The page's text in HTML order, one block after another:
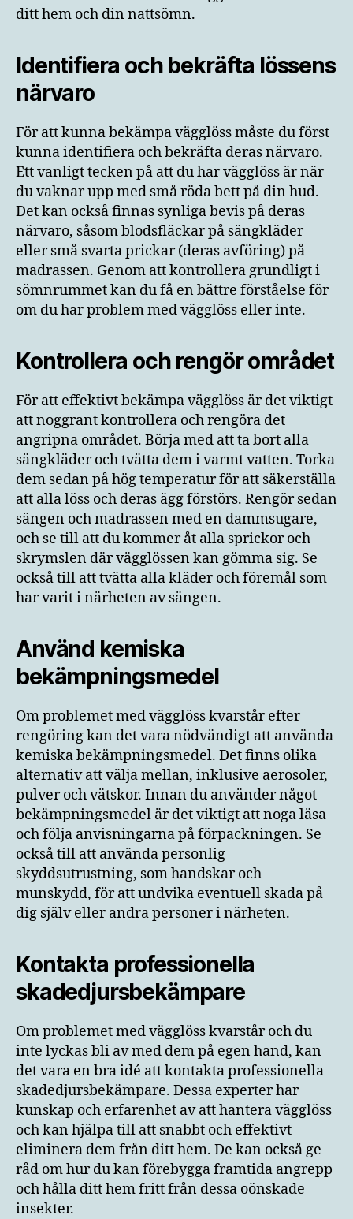
ditt hem och din nattsömn.
Identifiera och bekräfta lössens
närvaro
För att kunna bekämpa vägglöss måste du först
kunna identifiera och bekräfta deras närvaro.
Ett vanligt tecken på att du har vägglöss är när
du vaknar upp med små röda bett på din hud.
Det kan också finnas synliga bevis på deras
närvaro, såsom blodsfläckar på sängkläder
eller små svarta prickar (deras avföring) på
madrassen. Genom att kontrollera grundligt i
sömnrummet kan du få en bättre förståelse för
om du har problem med vägglöss eller inte.
Kontrollera och rengör området
För att effektivt bekämpa vägglöss är det viktigt
att noggrant kontrollera och rengöra det
angripna området. Börja med att ta bort alla
sängkläder och tvätta dem i varmt vatten. Torka
dem sedan på hög temperatur för att säkerställa
att alla löss och deras ägg förstörs. Rengör sedan
sängen och madrassen med en dammsugare,
och se till att du kommer åt alla sprickor och
skrymslen där vägglössen kan gömma sig. Se
också till att tvätta alla kläder och föremål som
har varit i närheten av sängen.
Använd kemiska
bekämpningsmedel
Om problemet med vägglöss kvarstår efter
rengöring kan det vara nödvändigt att använda
kemiska bekämpningsmedel. Det finns olika
alternativ att välja mellan, inklusive aerosoler,
pulver och vätskor. Innan du använder något
bekämpningsmedel är det viktigt att noga läsa
och följa anvisningarna på förpackningen. Se
också till att använda personlig
skyddsutrustning, som handskar och
munskydd, för att undvika eventuell skada på
dig själv eller andra personer i närheten.
Kontakta professionella
skadedjursbekämpare
Om problemet med vägglöss kvarstår och du
inte lyckas bli av med dem på egen hand, kan
det vara en bra idé att kontakta professionella
skadedjursbekämpare. Dessa experter har
kunskap och erfarenhet av att hantera vägglöss
och kan hjälpa till att snabbt och effektivt
eliminera dem från ditt hem. De kan också ge
råd om hur du kan förebygga framtida angrepp
och hålla ditt hem fritt från dessa oönskade
insekter.